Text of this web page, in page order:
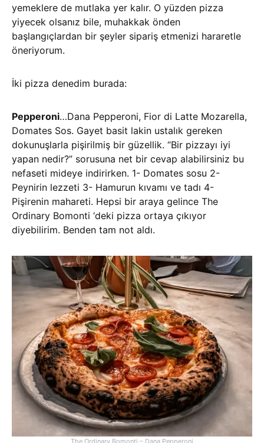
yemeklere de mutlaka yer kalır. O yüzden pizza
yiyecek olsanız bile, muhakkak önden
başlangıçlardan bir şeyler sipariş etmenizi hararetle
öneriyorum.
İki pizza denedim burada:
Pepperoni…Dana Pepperoni, Fior di Latte Mozarella,
Domates Sos. Gayet basit lakin ustalık gereken
dokunuşlarla pişirilmiş bir güzellik. “Bir pizzayı iyi
yapan nedir?” sorusuna net bir cevap alabilirsiniz bu
nefaseti mideye indirirken. 1- Domates sosu 2-
Peynirin lezzeti 3- Hamurun kıvamı ve tadı 4-
Pişirenin mahareti. Hepsi bir araya gelince The
Ordinary Bomonti ‘deki pizza ortaya çıkıyor
diyebilirim. Benden tam not aldı.
The Ordinary Bomonti – Dana Pepperoni